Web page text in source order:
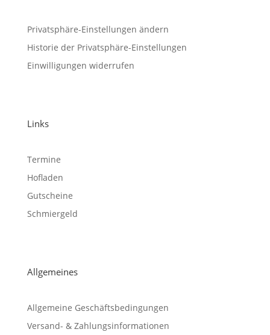
Privatsphäre-Einstellungen ändern
Historie der Privatsphäre-Einstellungen
Einwilligungen widerrufen
Links
Termine
Hofladen
Gutscheine
Schmiergeld
Allgemeines
Allgemeine Geschäftsbedingungen
Versand- & Zahlungsinformationen